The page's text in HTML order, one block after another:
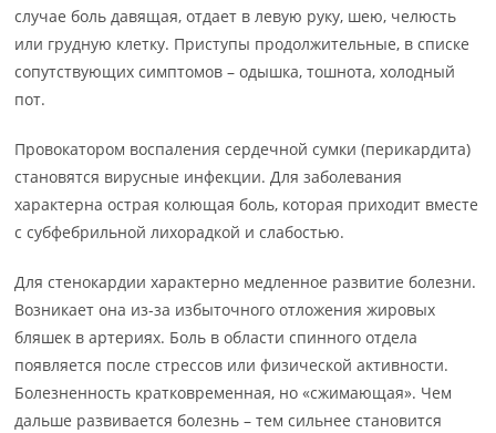
случае боль давящая, отдает в левую руку, шею, челюсть
или грудную клетку. Приступы продолжительные, в списке
сопутствующих симптомов – одышка, тошнота, холодный
пот.
Провокатором воспаления сердечной сумки (перикардита)
становятся вирусные инфекции. Для заболевания
характерна острая колющая боль, которая приходит вместе
с субфебрильной лихорадкой и слабостью.
Для стенокардии характерно медленное развитие болезни.
Возникает она из-за избыточного отложения жировых
бляшек в артериях. Боль в области спинного отдела
появляется после стрессов или физической активности.
Болезненность кратковременная, но «сжимающая». Чем
дальше развивается болезнь – тем сильнее становится